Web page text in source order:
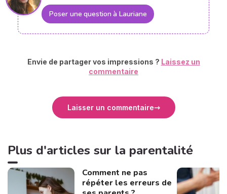
Poser une question à Lauriane
Envie de partager vos impressions ? Laissez un
commentaire
Laisser un commentaire
Plus d'articles sur la parentalité
Comment ne pas
répéter les erreurs de